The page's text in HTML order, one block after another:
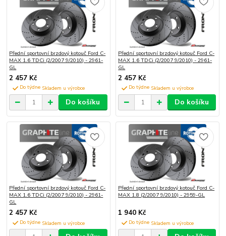
Přední sportovní brzdový kotouč Ford C-
MAX 1.6 TDCi (2/2007 9/2010) - 2961-
GL
2 457 Kč
Do týdne
Do košíku
Přední sportovní brzdový kotouč Ford C-
MAX 1.6 TDCi (2/2007 9/2010) - 2961-
GL
2 457 Kč
Do týdne
Do košíku
Přední sportovní brzdový kotouč Ford C-
MAX 1.6 TDCi (2/2007 9/2010) - 2961-
GL
2 457 Kč
Do týdne
Přední sportovní brzdový kotouč Ford C-
MAX 1.8 (2/2007 9/2010) - 2959-GL
1 940 Kč
Do týdne